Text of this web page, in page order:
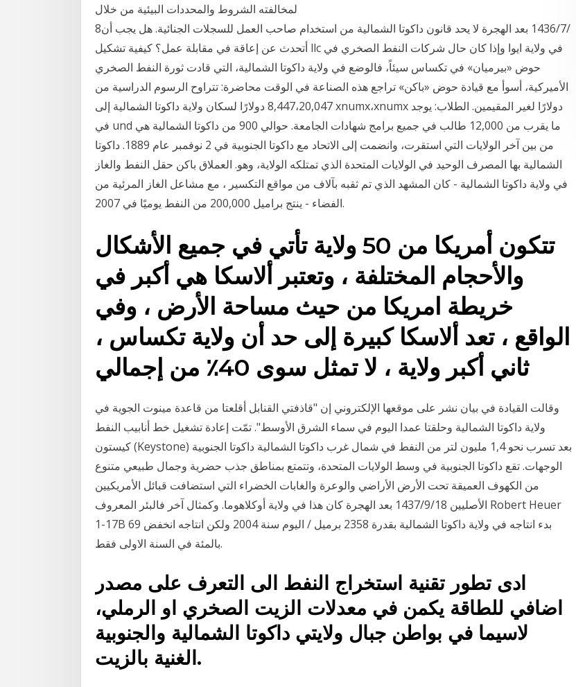
لمخالفته الشروط والمحددات البيئية من خلال
8‏‏/7‏‏/1436 بعد الهجرة لا يحد قانون داكوتا الشمالية من استخدام صاحب العمل للسجلات الجنائية. هل يجب أن
أتحدث عن إعاقة في مقابلة عمل؟ كيفية تشكيل llc في ولاية ايوا وإذا كان حال شركات النفط الصخري في
حوض «بيرميان» في تكساس سيئاً، فالوضع في ولاية داكوتا الشمالية، التي قادت ثورة النفط الصخري
الأميركية، أسوأ مع قيادة حوض «باكن» تراجع هذه الصناعة في الوقت محاضرة: تتراوح الرسوم الدراسية من
8,447،20,047 دولارًا لسكان ولاية داكوتا الشمالية إلى xnumx،xnumx دولارًا لغير المقيمين. الطلاب: يوجد
في und ما يقرب من 12,000 طالب في جميع برامج شهادات الجامعة. حوالي 900 من داكوتا الشمالية هي
من بين آخر الولايات التي استقرت، وانضمت إلى الاتحاد مع داكوتا الجنوبية في 2 نوفمبر عام 1889. داكوتا
الشمالية بها المصرف الوحيد في الولايات المتحدة الذي تمتلكه الولاية، وهو. العملاق باكن حقل النفط والغاز
في ولاية داكوتا الشمالية - كان المشهد الذي تم ثقبه بآلاف من مواقع التكسير ، مع مشاعل الغاز المرئية من
الفضاء - ينتج براميل 200,000 من النفط يوميًا في 2007.
تتكون أمريكا من 50 ولاية تأتي في جميع الأشكال
والأحجام المختلفة ، وتعتبر ألاسكا هي أكبر في
خريطة امريكا من حيث مساحة الأرض ، وفي
الواقع ، تعد ألاسكا كبيرة إلى حد أن ولاية تكساس ،
ثاني أكبر ولاية ، لا تمثل سوى 40٪ من إجمالي
وقالت القيادة في بيان نشر على موقعها الإلكتروني إن "قاذفتي القنابل أقلعتا من قاعدة مينوت الجوية في
ولاية داكوتا الشمالية وحلقتا عمدا اليوم في سماء الشرق الأوسط". تمّت إعادة تشغيل خط أنابيب النفط
كيستون (Keystone) بعد تسرب نحو 1,4 مليون لتر من النفط في شمال غرب داكوتا الشمالية داكوتا الجنوبية
الوجهات. تقع داكوتا الجنوبية في وسط الولايات المتحدة، وتتمتع بمناطق جذب حضرية وجمال طبيعي متنوع
من الكهوف العميقة تحت الأرض الأراضي والوعرة والغابات الخضراء التي استضافت قبائل الأمريكيين
الأصليين 18‏‏/9‏‏/1437 بعد الهجرة كان هذا في ولاية أوكلاهوما. وكمثال آخر فالبئر المعروف Robert Heuer
1-17B بدء انتاجه في ولاية داكوتا الشمالية بقدرة 2358 برميل / اليوم سنة 2004 ولكن انتاجه انخفض 69
بالمئة في السنة الاولى فقط.
ادى تطور تقنية استخراج النفط الى التعرف على مصدر
اضافي للطاقة يكمن في معدلات الزيت الصخري او الرملي،
لاسيما في بواطن جبال ولايتي داكوتا الشمالية والجنوبية
الغنية بالزيت.